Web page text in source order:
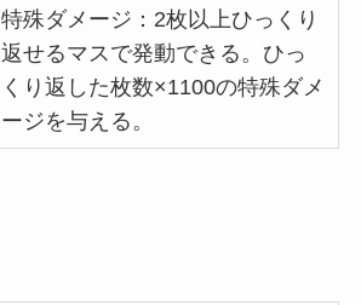
特殊ダメージ：2枚以上ひっくり
返せるマスで発動できる。ひっ
くり返した枚数×1100の特殊ダメ
ージを与える。